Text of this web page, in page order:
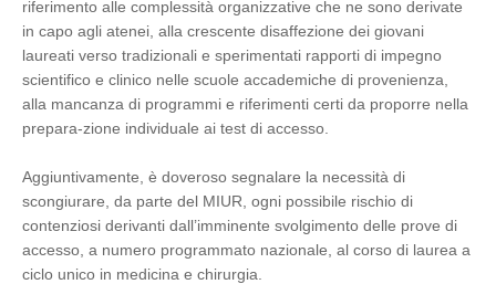
riferimento alle complessità organizzative che ne sono derivate
in capo agli atenei, alla crescente disaffezione dei giovani
laureati verso tradizionali e sperimentati rapporti di impegno
scientifico e clinico nelle scuole accademiche di provenienza,
alla mancanza di programmi e riferimenti certi da proporre nella
prepara-zione individuale ai test di accesso.
Aggiuntivamente, è doveroso segnalare la necessità di
scongiurare, da parte del MIUR, ogni possibile rischio di
contenziosi derivanti dall’imminente svolgimento delle prove di
accesso, a numero programmato nazionale, al corso di laurea a
ciclo unico in medicina e chirurgia.